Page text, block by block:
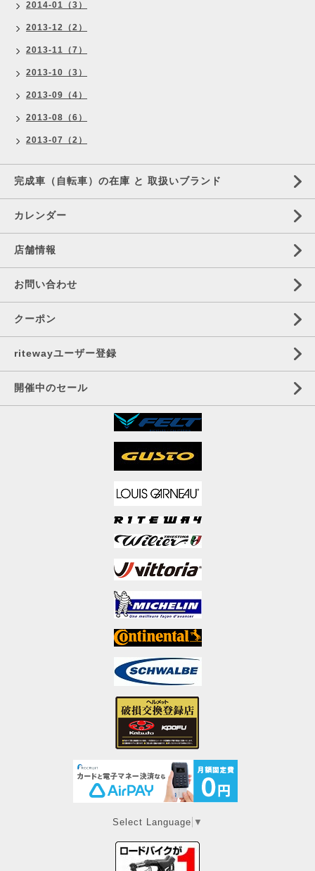
2014-01（3）
2013-12（2）
2013-11（7）
2013-10（3）
2013-09（4）
2013-08（6）
2013-07（2）
完成車（自転車）の在庫 と 取扱いブランド
カレンダー
店舗情報
お問い合わせ
クーポン
ritewayユーザー登録
開催中のセール
Select Language ▼